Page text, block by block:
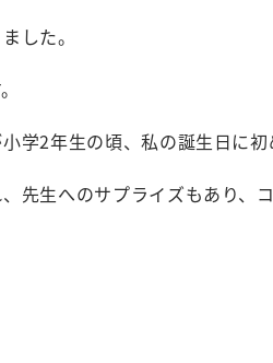
した。
学2年生の頃、私の誕生日に
先生へのサプライズもあり、